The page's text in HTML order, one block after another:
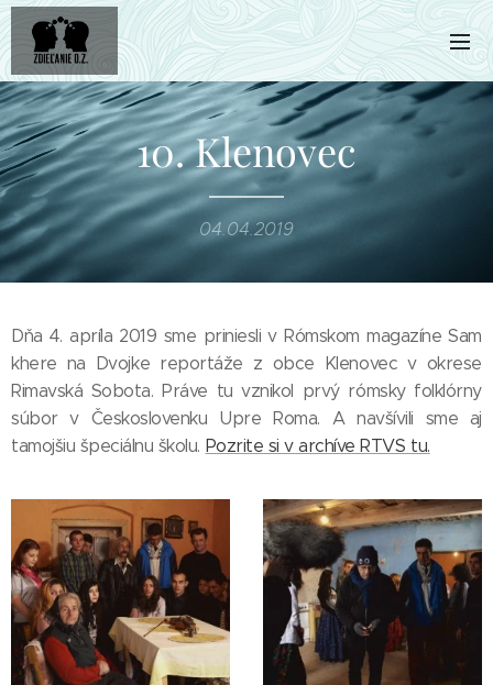
10. Klenovec
04.04.2019
Dňa 4. apríla 2019 sme priniesli v Rómskom magazíne Sam
khere na Dvojke reportáže z obce Klenovec v okrese
Rimavská Sobota. Práve tu vznikol prvý rómsky folklórny
súbor v Českoslovenku Upre Roma. A navšívili sme aj
tamojšiu špeciálnu školu. Pozrite si v archíve RTVS tu.